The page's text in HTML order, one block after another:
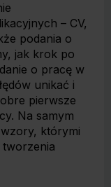
– CV,
podania o
jak krok po
o pracę w
unikać i
pierwsze
Na samym
którymi
tworzenia